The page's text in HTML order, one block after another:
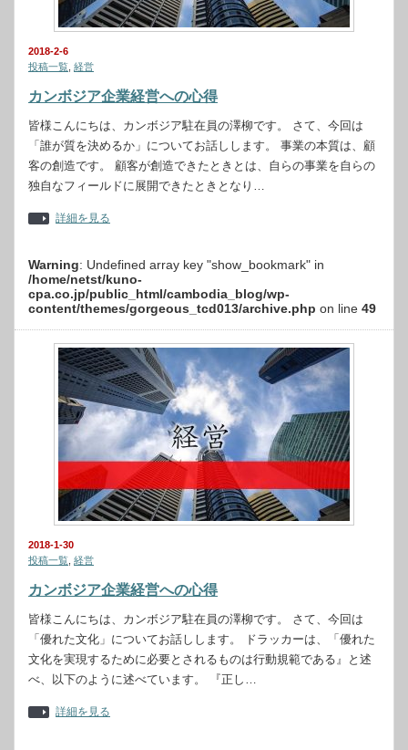
2018-2-6
投稿一覧 経営
カンボジア企業経営への心得
皆様こんにちは、カンボジア駐在員の澤柳です。 さて、今回は
「誰が質を決めるか」についてお話しします。 事業の本質は、顧
客の創造です。 顧客が創造できたときとは、自らの事業を自らの
独自なフィールドに展開できたときとなり…
詳細を見る
Warning: Undefined array key "show_bookmark" in
/home/netst/kuno-
cpa.co.jp/public_html/cambodia_blog/wp-
content/themes/gorgeous_tcd013/archive.php on line 49
2018-1-30
投稿一覧 経営
カンボジア企業経営への心得
皆様こんにちは、カンボジア駐在員の澤柳です。 さて、今回は
「優れた文化」についてお話しします。 ドラッカーは、「優れた
文化を実現するために必要とされるものは行動規範である』と述
べ、以下のように述べています。 『正し…
詳細を見る